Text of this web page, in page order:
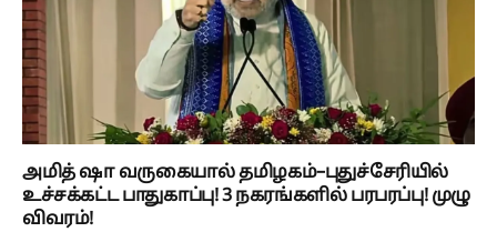
அமித் ஷா வருகையால் தமிழகம்–புதுச்சேரியில்
உச்சக்கட்ட பாதுகாப்பு! 3 நகரங்களில் பரபரப்பு! முழு
விவரம்!